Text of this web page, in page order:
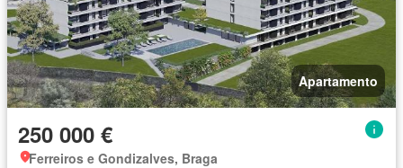
Apartamento
250 000 €
Ferreiros e Gondizalves, Braga